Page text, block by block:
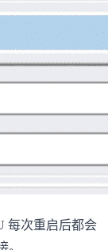
每次重启后都会
。